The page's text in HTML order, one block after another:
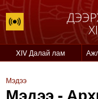
XIV Далай лам
Мэдээ
Мэдээ -